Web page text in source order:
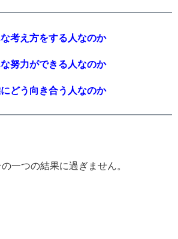
考え方をする人なのか
努力ができる人なのか
にどう向き合う人なのか
一つの結果に過ぎません。